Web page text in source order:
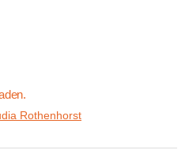
Rothenhorst